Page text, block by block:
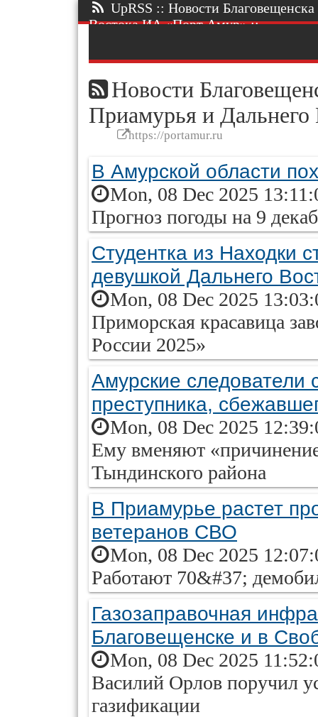
UpRSS :: Новости
Востока ИА «Порт Амур» ::.
Новости
Приамурья и
https://portamur.ru
В Амурской области
Mon, 08 Dec 2025
Прогноз погоды на 9
Студентка из Находки
девушкой Дальнего
Mon, 08 Dec 2025
Приморская красавица
России 2025»
Амурские
преступника,
Mon, 08 Dec 2025
Ему вменяют
Тындинского района
В Приамурье растет
ветеранов СВО
Mon, 08 Dec 2025
Работают 70&#37;
Газозаправочная
Благовещенске и в
Mon, 08 Dec 2025
Василий Орлов поручил
газификации